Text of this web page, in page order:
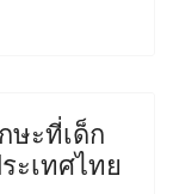
ษะที่เด็ก
ะเทศไทย